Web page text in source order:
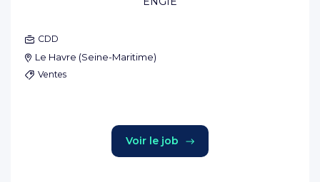
CDD
Le Havre (Seine-Maritime)
Ventes
Voir le job